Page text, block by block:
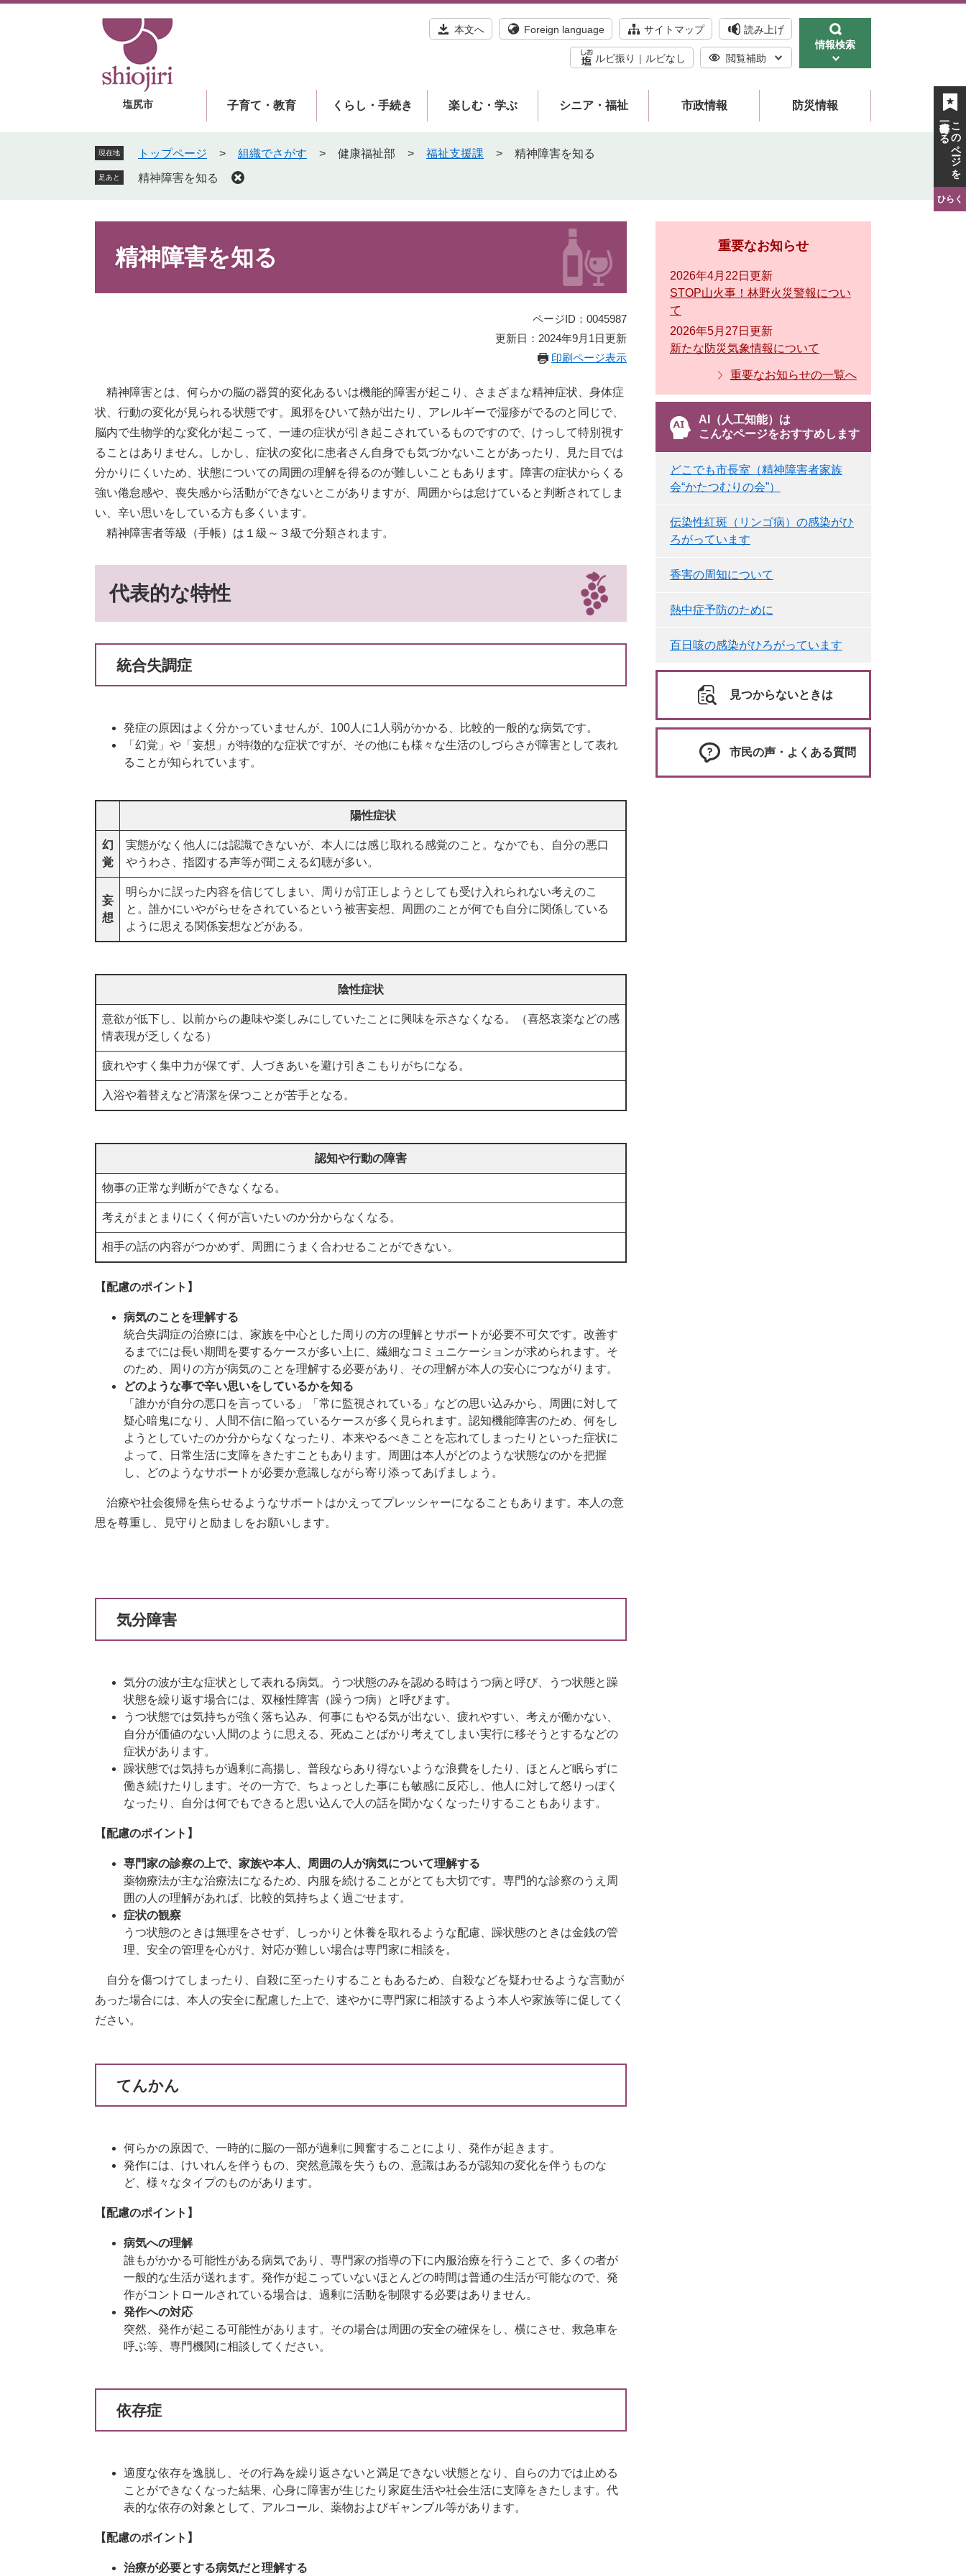
塩尻市
本文へ Foreign language サイトマップ 読み上げ
ルビ振り ルビなし 閲覧補助
情報検索
子育て・教育 くらし・手続き 楽しむ・学ぶ シニア・福祉 市政情報 防災情報
現在地 トップページ > 組織でさがす > 健康福祉部 > 福祉支援課 > 精神障害を知る
足あと 精神障害を知る
精神障害を知る
ページID：0045987
更新日：2024年9月1日更新
印刷ページ表示
精神障害とは、何らかの脳の器質的変化あるいは機能的障害が起こり、さまざまな精神症状、身体症
状、行動の変化が見られる状態です。風邪をひいて熱が出たり、アレルギーで湿疹がでるのと同じで、
脳内で生物学的な変化が起こって、一連の症状が引き起こされているものですので、けっして特別視す
ることはありません。しかし、症状の変化に患者さん自身でも気づかないことがあったり、見た目では
分かりにくいため、状態についての周囲の理解を得るのが難しいこともあります。障害の症状からくる
強い倦怠感や、喪失感から活動ができないとこがありますが、周囲からは怠けていると判断されてしま
い、辛い思いをしている方も多くいます。
精神障害者等級（手帳）は１級～３級で分類されます。
代表的な特性
統合失調症
発症の原因はよく分かっていませんが、100人に1人弱がかかる、比較的一般的な病気です。
「幻覚」や「妄想」が特徴的な症状ですが、その他にも様々な生活のしづらさが障害として表れ
ることが知られています。
陽性症状
幻
覚
実態がなく他人には認識できないが、本人には感じ取れる感覚のこと。なかでも、自分の悪口
やうわさ、指図する声等が聞こえる幻聴が多い。
妄
想
明らかに誤った内容を信じてしまい、周りが訂正しようとしても受け入れられない考えのこ
と。誰かにいやがらせをされているという被害妄想、周囲のことが何でも自分に関係している
ように思える関係妄想などがある。
陰性症状
意欲が低下し、以前からの趣味や楽しみにしていたことに興味を示さなくなる。（喜怒哀楽などの感
情表現が乏しくなる）
疲れやすく集中力が保てず、人づきあいを避け引きこもりがちになる。
入浴や着替えなど清潔を保つことが苦手となる。
認知や行動の障害
物事の正常な判断ができなくなる。
考えがまとまりにくく何が言いたいのか分からなくなる。
相手の話の内容がつかめず、周囲にうまく合わせることができない。
【配慮のポイント】
病気のことを理解する
統合失調症の治療には、家族を中心とした周りの方の理解とサポートが必要不可欠です。改善す
るまでには長い期間を要するケースが多い上に、繊細なコミュニケーションが求められます。そ
のため、周りの方が病気のことを理解する必要があり、その理解が本人の安心につながります。
どのような事で辛い思いをしているかを知る
「誰かが自分の悪口を言っている」「常に監視されている」などの思い込みから、周囲に対して
疑心暗鬼になり、人間不信に陥っているケースが多く見られます。認知機能障害のため、何をし
ようとしていたのか分からなくなったり、本来やるべきことを忘れてしまったりといった症状に
よって、日常生活に支障をきたすこともあります。周囲は本人がどのような状態なのかを把握
し、どのようなサポートが必要か意識しながら寄り添ってあげましょう。
治療や社会復帰を焦らせるようなサポートはかえってプレッシャーになることもあります。本人の意
思を尊重し、見守りと励ましをお願いします。
気分障害
気分の波が主な症状として表れる病気。うつ状態のみを認める時はうつ病と呼び、うつ状態と躁
状態を繰り返す場合には、双極性障害（躁うつ病）と呼びます。
うつ状態では気持ちが強く落ち込み、何事にもやる気が出ない、疲れやすい、考えが働かない、
自分が価値のない人間のように思える、死ぬことばかり考えてしまい実行に移そうとするなどの
症状があります。
躁状態では気持ちが過剰に高揚し、普段ならあり得ないような浪費をしたり、ほとんど眠らずに
働き続けたりします。その一方で、ちょっとした事にも敏感に反応し、他人に対して怒りっぽく
なったり、自分は何でもできると思い込んで人の話を聞かなくなったりすることもあります。
【配慮のポイント】​
専門家の診察の上で、家族や本人、周囲の人が病気について理解する
薬物療法が主な治療法になるため、内服を続けることがとても大切です。専門的な診察のうえ周
囲の人の理解があれば、比較的気持ちよく過ごせます。
症状の観察
うつ状態のときは無理をさせず、しっかりと休養を取れるような配慮、躁状態のときは金銭の管
理、安全の管理を心がけ、対応が難しい場合は専門家に相談を。
自分を傷つけてしまったり、自殺に至ったりすることもあるため、自殺などを疑わせるような言動が
あった場合には、本人の安全に配慮した上で、速やかに専門家に相談するよう本人や家族等に促してく
ださい。
てんかん
何らかの原因で、一時的に脳の一部が過剰に興奮することにより、発作が起きます。
発作には、けいれんを伴うもの、突然意識を失うもの、意識はあるが認知の変化を伴うものな
ど、様々なタイプのものがあります。
【配慮のポイント】
病気への理解
誰もがかかる可能性がある病気であり、専門家の指導の下に内服治療を行うことで、多くの者が
一般的な生活が送れます。発作が起こっていないほとんどの時間は普通の生活が可能なので、発
作がコントロールされている場合は、過剰に活動を制限する必要はありません。
発作への対応
突然、発作が起こる可能性があります。その場合は周囲の安全の確保をし、横にさせ、救急車を
呼ぶ等、専門機関に相談してください。
依存症
適度な依存を逸脱し、その行為を繰り返さないと満足できない状態となり、自らの力では止める
ことができなくなった結果、心身に障害が生じたり家庭生活や社会生活に支障をきたします。代
表的な依存の対象として、アルコール、薬物およびギャンブル等があります。
【配慮のポイント】
治療が必要とする病気だと理解する
重要なお知らせ
2026年4月22日更新
STOP山火事！林野火災警報につい
て
2026年5月27日更新
新たな防災気象情報について
重要なお知らせの一覧へ
AI（人工知能）は
こんなページをおすすめします
どこでも市長室（精神障害者家族
会“かたつむりの会”）
伝染性紅斑（リンゴ病）の感染がひ
ろがっています
香害の周知について
熱中症予防のために
百日咳の感染がひろがっています
見つからないときは
市民の声・よくある質問
このページを
一時保存する
ひらく